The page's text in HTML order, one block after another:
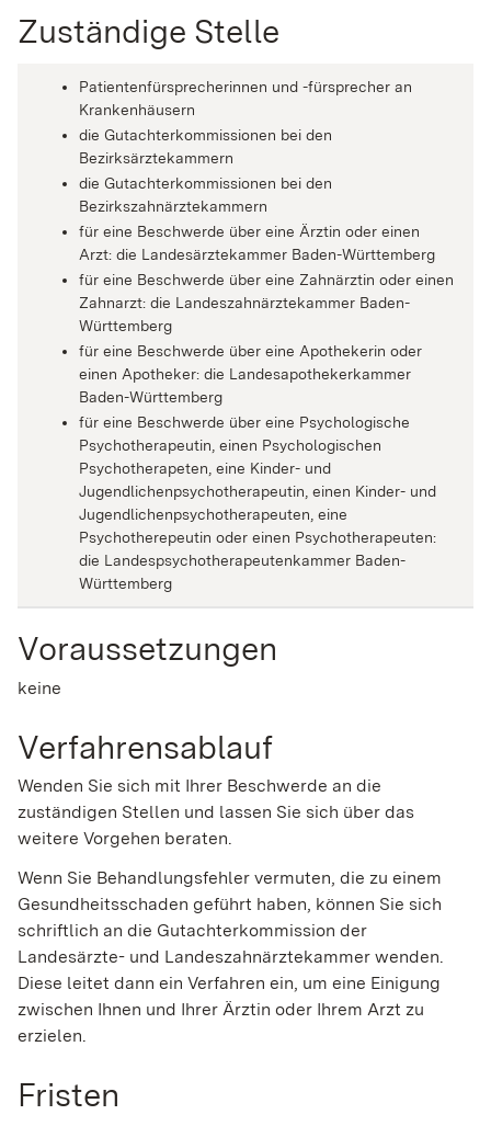
Zuständige Stelle
Patientenfürsprecherinnen und -fürsprecher an
Krankenhäusern
die Gutachterkommissionen bei den
Bezirksärztekammern
die Gutachterkommissionen bei den
Bezirkszahnärztekammern
für eine Beschwerde über eine Ärztin oder einen
Arzt: die Landesärztekammer Baden-Württemberg
für eine Beschwerde über eine Zahnärztin oder einen
Zahnarzt: die Landeszahnärztekammer Baden-
Württemberg
für eine Beschwerde über eine Apothekerin oder
einen Apotheker: die Landesapothekerkammer
Baden-Württemberg
für eine Beschwerde über eine Psychologische
Psychotherapeutin, einen Psychologischen
Psychotherapeten, eine Kinder- und
Jugendlichenpsychotherapeutin, einen Kinder- und
Jugendlichenpsychotherapeuten, eine
Psychotherepeutin oder einen Psychotherapeuten:
die Landespsychotherapeutenkammer Baden-
Württemberg
Voraussetzungen
keine
Verfahrensablauf
Wenden Sie sich mit Ihrer Beschwerde an die
zuständigen Stellen und lassen Sie sich über das
weitere Vorgehen beraten.
Wenn Sie Behandlungsfehler vermuten, die zu einem
Gesundheitsschaden geführt haben, können Sie sich
schriftlich an die Gutachterkommission der
Landesärzte- und Landeszahnärztekammer wenden.
Diese leitet dann ein Verfahren ein, um eine Einigung
zwischen Ihnen und Ihrer Ärztin oder Ihrem Arzt zu
erzielen.
Fristen